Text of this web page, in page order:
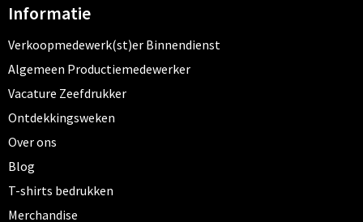
Informatie
Verkoopmedewerk(st)er Binnendienst
Algemeen Productiemedewerker
Vacature Zeefdrukker
Ontdekkingsweken
Over ons
Blog
T-shirts bedrukken
Merchandise